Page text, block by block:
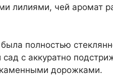
лилиями, чей аромат
полностью
с аккуратно
дорожками.